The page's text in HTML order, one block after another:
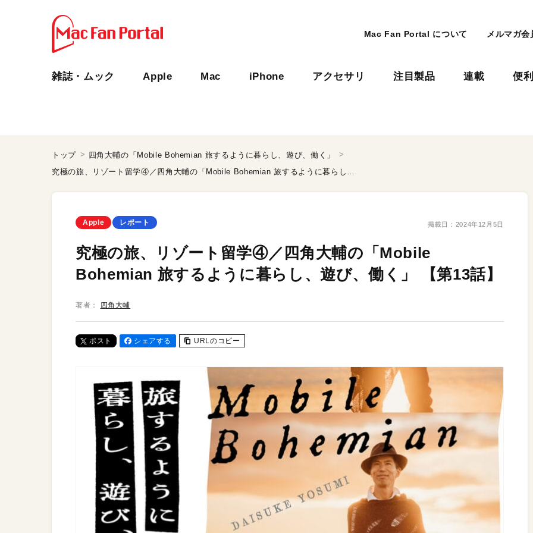
Mac Fan Portal について メルマガ会
雑誌・ムック Apple Mac iPhone アクセサリ 注目製品 連載 便
トップ
四角大輔の「Mobile Bohemian 旅するように暮らし、遊び、働く」
究極の旅、リゾート留学④／四角大輔の「Mobile Bohemian 旅するように暮らし、遊び、働く」 【第13話】
Apple レポート 掲載日： 2024年12月5日
究極の旅、リゾート留学④／四角大輔の「Mobile
Bohemian 旅するように暮らし、遊び、働く」 【第13話】
著者： 四角大輔
ポスト シェアする URLのコピー